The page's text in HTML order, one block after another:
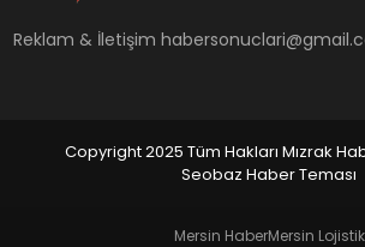
Reklam & İletişim
Copyright 2025 Tüm Hakları Mızrak
Seobaz Haber Teması
Mersin HaberMersin Lojistik